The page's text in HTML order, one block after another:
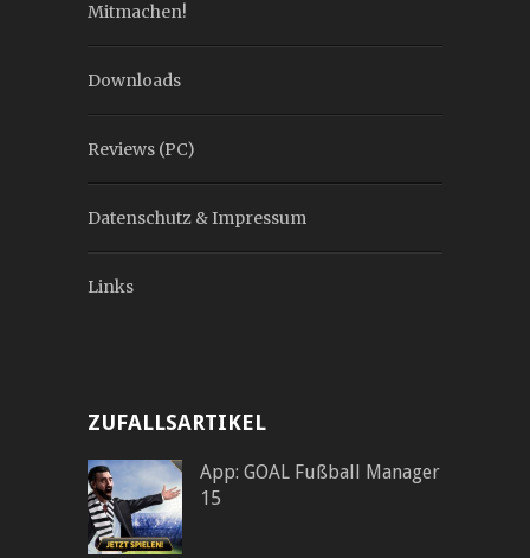
Mitmachen!
Downloads
Reviews (PC)
Datenschutz & Impressum
Links
ZUFALLSARTIKEL
App: GOAL Fußball Manager
15